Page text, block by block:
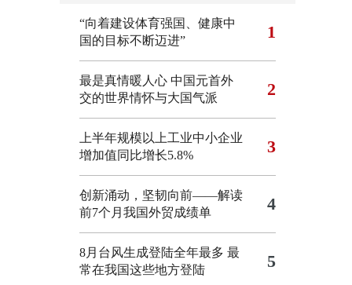
“向着建设体育强国、健康中
国的目标不断迈进”
1
最是真情暖人心 中国元首外
交的世界情怀与大国气派
2
上半年规模以上工业中小企业
增加值同比增长5.8%
3
创新涌动，坚韧向前——解读
前7个月我国外贸成绩单
4
8月台风生成登陆全年最多 最
常在我国这些地方登陆
5